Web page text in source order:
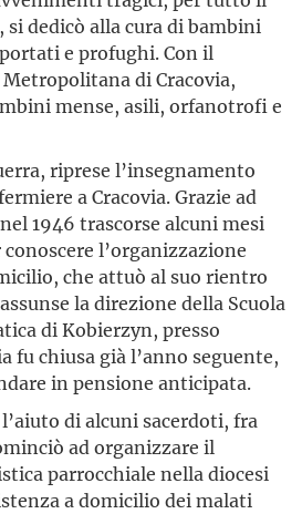
si dedicò alla cura di bambini
e profughi. Con il
di Cracovia,
mense, asili, orfanotrofi e
riprese l’insegnamento
a Cracovia. Grazie ad
1946 trascorse alcuni mesi
l’organizzazione
che attuò al suo rientro
la direzione della Scuola
di Kobierzyn, presso
fu chiusa già l’anno seguente,
in pensione anticipata.
di alcuni sacerdoti, fra
ad organizzare il
parrocchiale nella diocesi
a domicilio dei malati